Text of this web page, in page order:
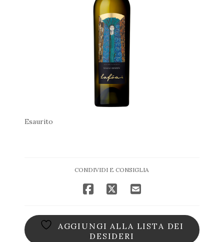
Esaurito
CONDIVIDI E CONSIGLIA
AGGIUNGI ALLA LISTA DEI
DESIDERI